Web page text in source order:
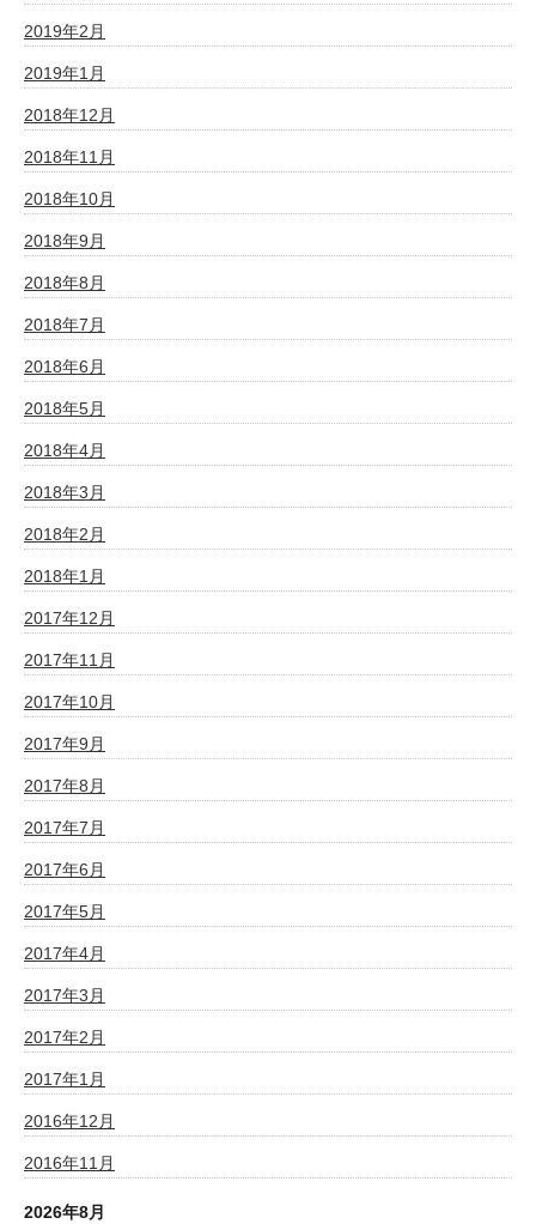
2019年2月
2019年1月
2018年12月
2018年11月
2018年10月
2018年9月
2018年8月
2018年7月
2018年6月
2018年5月
2018年4月
2018年3月
2018年2月
2018年1月
2017年12月
2017年11月
2017年10月
2017年9月
2017年8月
2017年7月
2017年6月
2017年5月
2017年4月
2017年3月
2017年2月
2017年1月
2016年12月
2016年11月
2026年8月